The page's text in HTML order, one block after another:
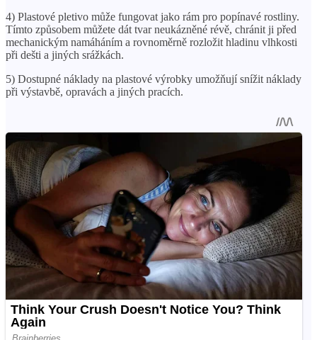
4) Plastové pletivo může fungovat jako rám pro popínavé rostliny.
Tímto způsobem můžete dát tvar neukázněné révě, chránit ji před
mechanickým namáháním a rovnoměrně rozložit hladinu vlhkosti
při dešti a jiných srážkách.
5) Dostupné náklady na plastové výrobky umožňují snížit náklady
při výstavbě, opravách a jiných pracích.